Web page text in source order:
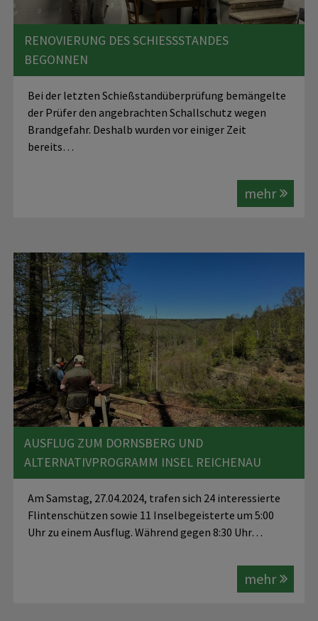
RENOVIERUNG DES SCHIESSSTANDES B
EGONNEN
Bei der letzten Schießstandüberprüfung bemängelte
der Prüfer den angebrachten Schallschutz wegen
Brandgefahr. Deshalb wurden vor einiger Zeit
bereits…
mehr
AUSFLUG ZUM DORNSBERG UND
ALTERNATIVPROGRAMM INSEL REICHENAU
Am Samstag, 27.04.2024, trafen sich 24 interessierte
Flintenschützen sowie 11 Inselbegeisterte um 5:00
Uhr zu einem Ausflug. Während gegen 8:30 Uhr…
mehr